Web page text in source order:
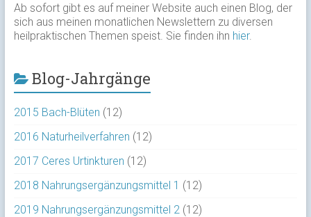
Ab sofort gibt es auf meiner Website auch einen Blog, der
sich aus meinen monatlichen Newslettern zu diversen
heilpraktischen Themen speist. Sie finden ihn hier.
Blog-Jahrgänge
2015 Bach-Blüten (12)
2016 Naturheilverfahren (12)
2017 Ceres Urtinkturen (12)
2018 Nahrungsergänzungsmittel 1 (12)
2019 Nahrungsergänzungsmittel 2 (12)